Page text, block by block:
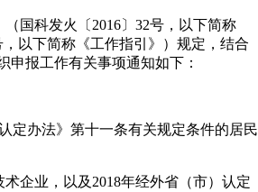
国科发火〔2016〕 32号，以下简称
，以下简称《工作指引》）规定，结合
申报工作有关事项通知如下：
定办法》第十一条有关规定条件的居民
企业，以及 2018年经外省（市）认定